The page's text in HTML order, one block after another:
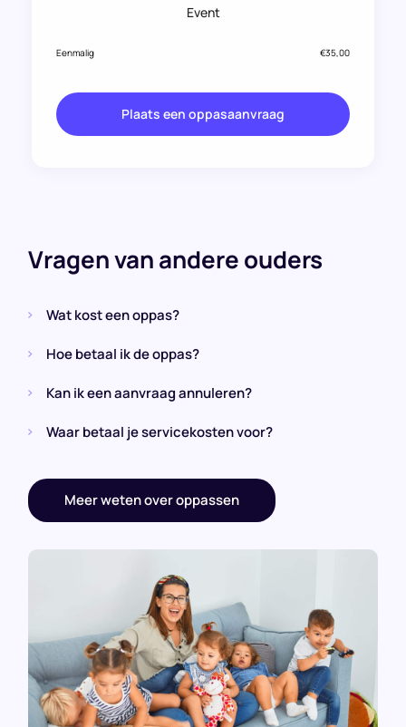
Event
Eenmalig €35,00
Plaats een oppasaanvraag
Vragen van andere ouders
Wat kost een oppas?
Hoe betaal ik de oppas?
Kan ik een aanvraag annuleren?
Waar betaal je servicekosten voor?
Meer weten over oppassen